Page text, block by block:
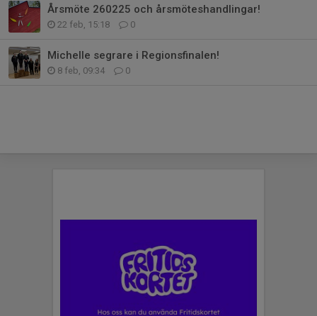
Årsmöte 260225 och årsmöteshandlingar!
22 feb, 15:18 0
Michelle segrare i Regionsfinalen!
8 feb, 09:34 0